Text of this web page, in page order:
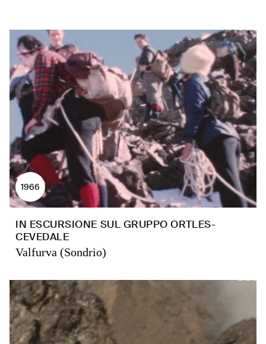
1966
IN ESCURSIONE SUL GRUPPO ORTLES-
CEVEDALE
Valfurva (Sondrio)